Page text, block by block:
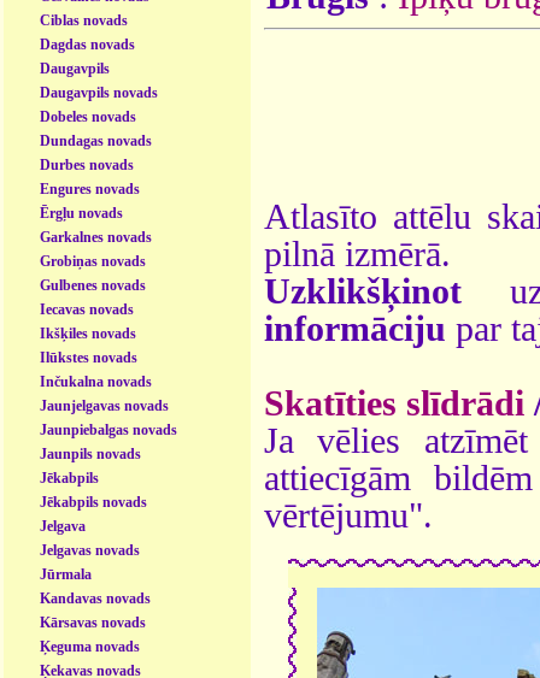
Ciblas novads
Dagdas novads
Daugavpils
Daugavpils novads
Dobeles novads
Dundagas novads
Durbes novads
Engures novads
Ērgļu novads
Garkalnes novads
Grobiņas novads
Gulbenes novads
Iecavas novads
Ikšķiles novads
Ilūkstes novads
Inčukalna novads
Jaunjelgavas novads
Jaunpiebalgas novads
Jaunpils novads
Jēkabpils
Jēkabpils novads
Jelgava
Jelgavas novads
Jūrmala
Kandavas novads
Kārsavas novads
Ķeguma novads
Ķekavas novads
Atlasīto attēlu
pilnā izmērā.
Uzklikšķinot
informāciju par
Skatīties slīdrādi
Ja vēlies
attiecīgām
vērtējumu".